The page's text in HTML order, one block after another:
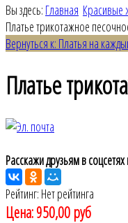
Вы здесь: Главная Красивые
Платье трикотажное
Вернуться к: Платья на
Платье
Расскажи друзьям в соцсетях
Рейтинг: Нет рейтинга
Цена:950,00 руб